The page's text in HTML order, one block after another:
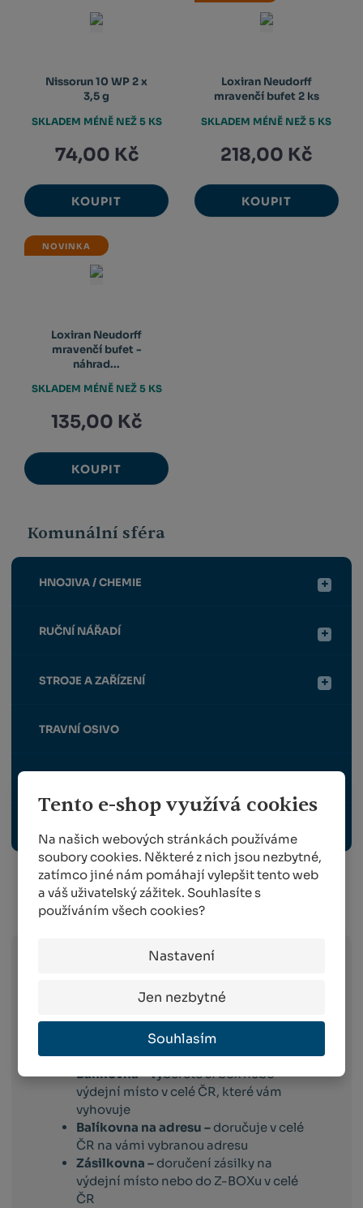
Tento e-shop využívá cookies
Na našich webových stránkách používáme
soubory cookies. Některé z nich jsou nezbytné,
zatímco jiné nám pomáhají vylepšit tento web
a váš uživatelský zážitek. Souhlasíte s
používáním všech cookies?
Nastavení
Jen nezbytné
Souhlasím
Nissorun 10 WP 2 x
3,5 g
74,00 Kč
KOUPIT
SKLADEM MÉNĚ NEŽ 5 KS
Loxiran Neudorff
mravenčí bufet 2 ks
218,00 Kč
KOUPIT
SKLADEM MÉNĚ NEŽ 5 KS
NOVINKA
Loxiran Neudorff
mravenčí bufet -
náhrad...
135,00 Kč
KOUPIT
SKLADEM MÉNĚ NEŽ 5 KS
Komunální sféra
HNOJIVA / CHEMIE
RUČNÍ NÁŘADÍ
STROJE A ZAŘÍZENÍ
TRAVNÍ OSIVO
Info o přepravě:
pracovní den po dni, ve kterém objednávku
následující pracovní den po dni expedici.
Toto platí pro dopravce:
Balíkovna –vyberete si box nebo
výdejní místo v celé ČR, které vám
vyhovuje
Balíkovna na adresu – doručuje v celé
ČR na vámi vybranou adresu
Zásilkovna – doručení zásilky na
výdejní místo nebo do Z-BOXu v celé
ČR